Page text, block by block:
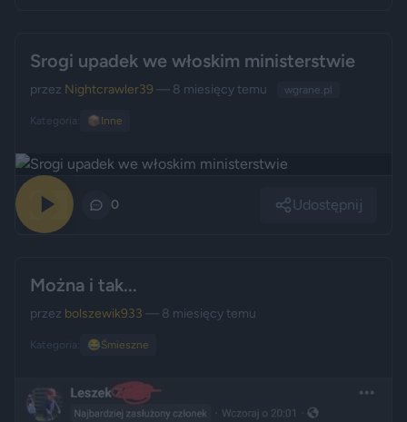
Srogi upadek we włoskim ministerstwie
przez Nightcrawler39 — 8 miesięcy temu wgrane.pl
Kategoria: 📦 Inne
0 Udostępnij
Można i tak...
przez bolszewik933 — 8 miesięcy temu
Kategoria: 😂Śmieszne